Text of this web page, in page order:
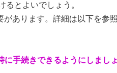
とよいでしょう。
あります。詳細は以下を参照
手続きできるようにしましょ